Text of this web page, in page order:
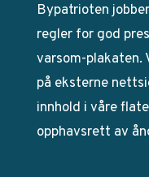
Bypatrioten
regler for god
varsom-plakaten.
på eksterne
innhold i våre
opphavsrett av